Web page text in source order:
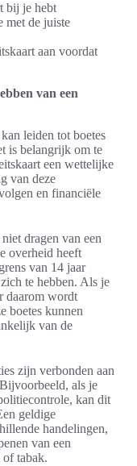
bij je hebt
met de juiste
aan voordat
van een
leiden tot boetes
is belangrijk om te
een wettelijke
van deze
en financiële
dragen van een
overheid heeft
van 14 jaar
te hebben. Als je
daarom wordt
boetes kunnen
van de
zijn verbonden aan
als je
kan dit
geldige
handelingen,
van een
tabak.